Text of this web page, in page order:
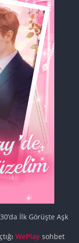
İlk Görüşte Aşk
WePlay sohbet